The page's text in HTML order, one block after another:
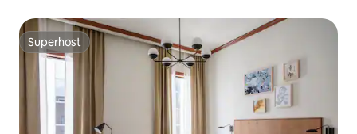
Superhost
Superhost